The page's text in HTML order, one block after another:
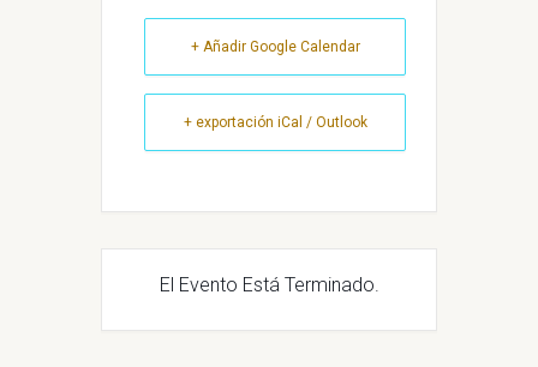
+ Añadir Google Calendar
+ exportación iCal / Outlook
El Evento Está Terminado.